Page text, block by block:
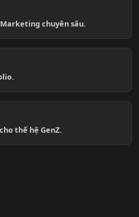
chuyên sâu.
thế hệ GenZ.